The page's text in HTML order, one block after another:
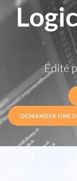
Édité
DEMANDER UNE